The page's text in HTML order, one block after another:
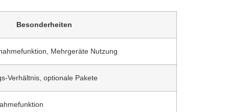
Besonderheiten
Mehrgeräte Nutzung
Verhältnis, optionale Pakete